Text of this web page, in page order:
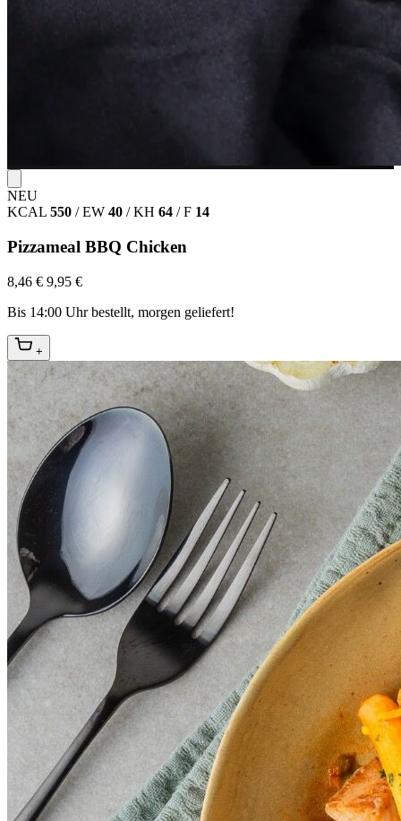
NEU
KCAL 550 / EW 40 / KH 64 / F 14
Pizzameal BBQ Chicken
8,46 € 9,95 €
Bis 14:00 Uhr bestellt, morgen geliefert!
+